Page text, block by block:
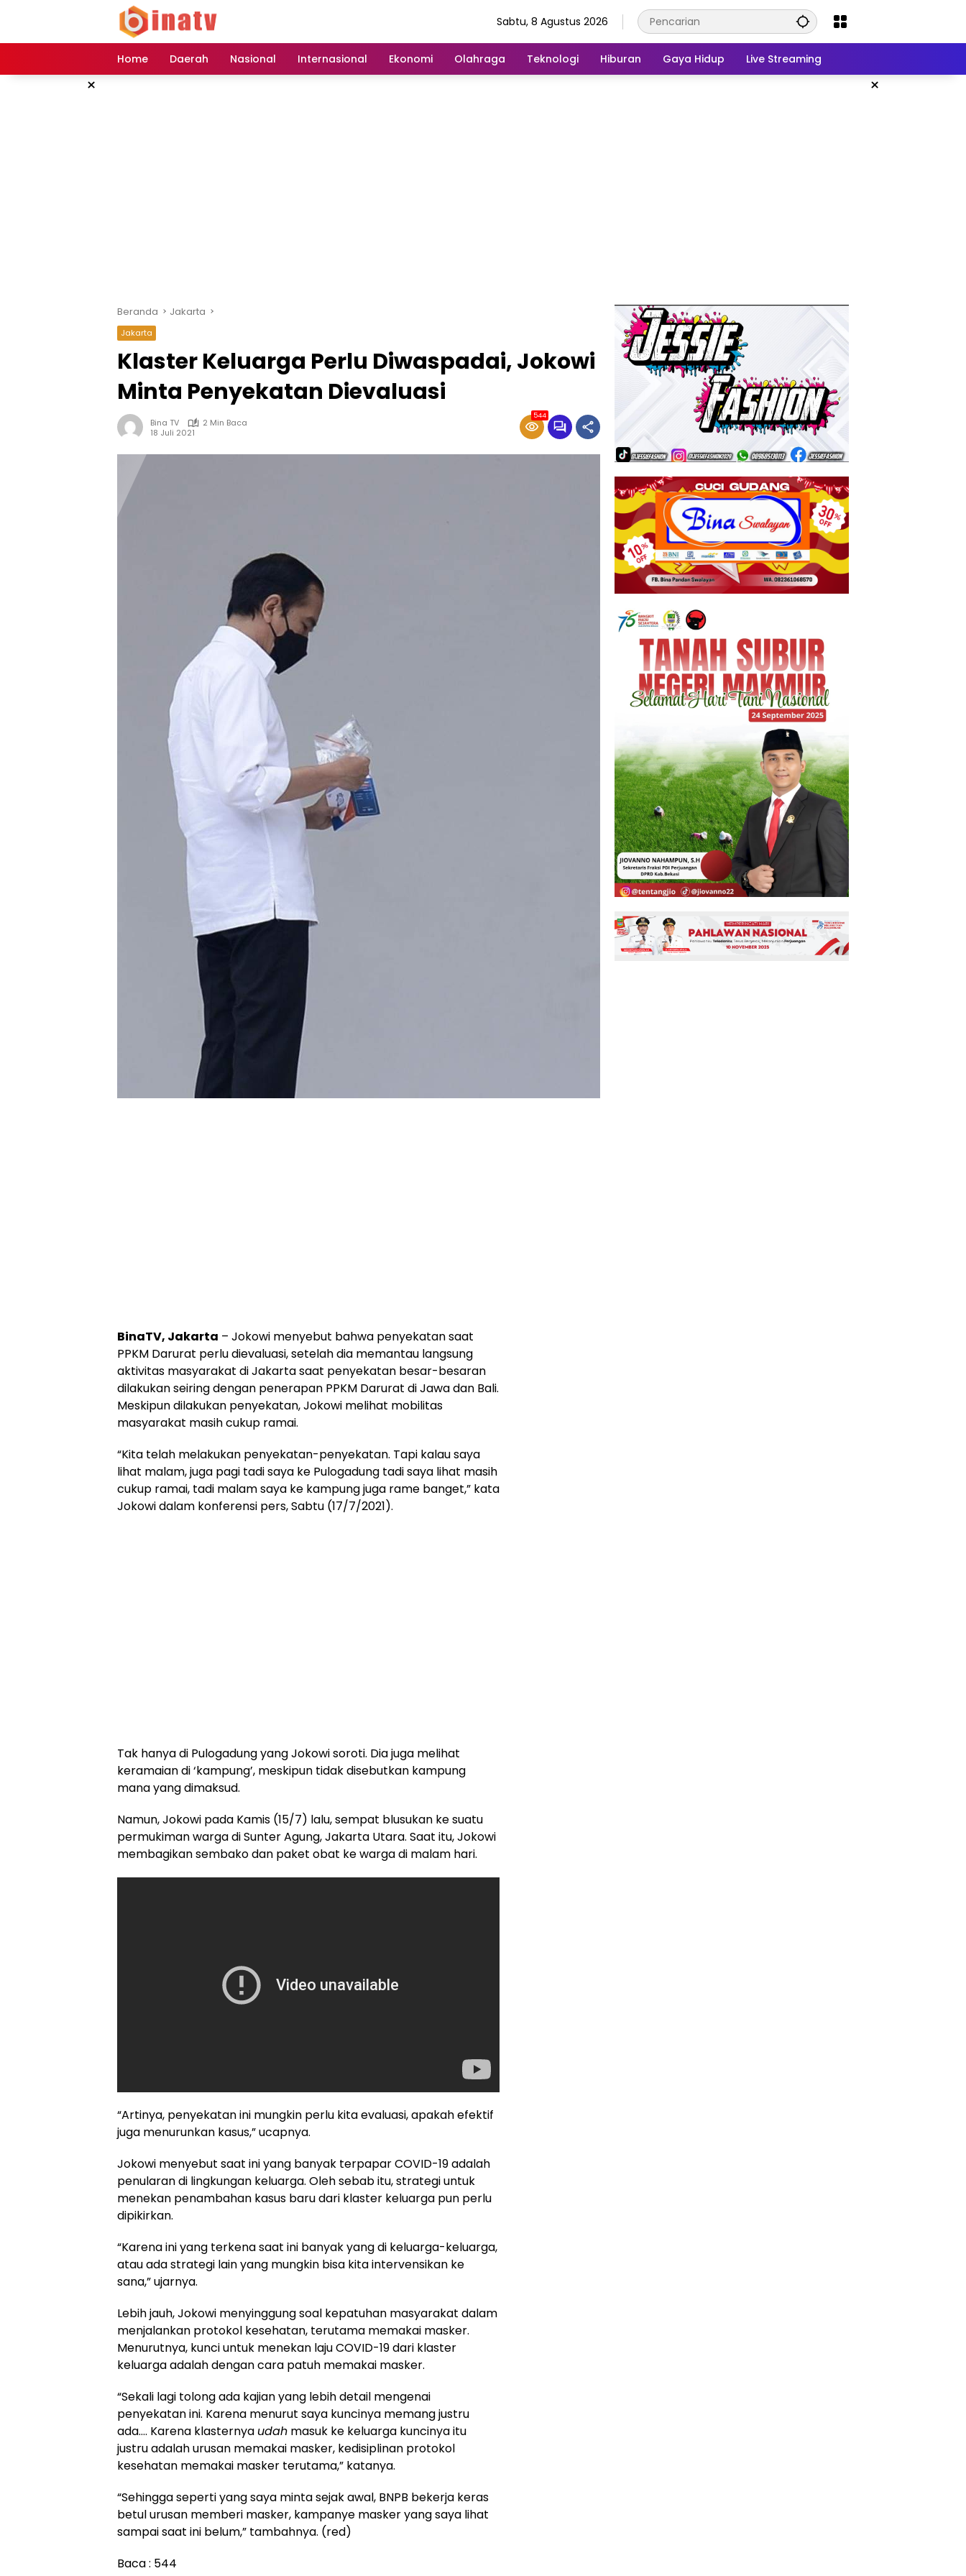
Sabtu, 8 Agustus 2026
Home Daerah Nasional Internasional Ekonomi Olahraga Teknologi Hiburan Gaya Hidup Live Streaming
× ×
Beranda Jakarta
Jakarta
Klaster Keluarga Perlu Diwaspadai, Jokowi
Minta Penyekatan Dievaluasi
Bina TV
2 Min Baca
18 Juli 2021
544
BinaTV, Jakarta – Jokowi menyebut bahwa penyekatan saat
PPKM Darurat perlu dievaluasi, setelah dia memantau langsung
aktivitas masyarakat di Jakarta saat penyekatan besar-besaran
dilakukan seiring dengan penerapan PPKM Darurat di Jawa dan Bali.
Meskipun dilakukan penyekatan, Jokowi melihat mobilitas
masyarakat masih cukup ramai.
“Kita telah melakukan penyekatan-penyekatan. Tapi kalau saya
lihat malam, juga pagi tadi saya ke Pulogadung tadi saya lihat masih
cukup ramai, tadi malam saya ke kampung juga rame banget,” kata
Jokowi dalam konferensi pers, Sabtu (17/7/2021).
Tak hanya di Pulogadung yang Jokowi soroti. Dia juga melihat
keramaian di ‘kampung’, meskipun tidak disebutkan kampung
mana yang dimaksud.
Namun, Jokowi pada Kamis (15/7) lalu, sempat blusukan ke suatu
permukiman warga di Sunter Agung, Jakarta Utara. Saat itu, Jokowi
membagikan sembako dan paket obat ke warga di malam hari.
“Artinya, penyekatan ini mungkin perlu kita evaluasi, apakah efektif
juga menurunkan kasus,” ucapnya.
Jokowi menyebut saat ini yang banyak terpapar COVID-19 adalah
penularan di lingkungan keluarga. Oleh sebab itu, strategi untuk
menekan penambahan kasus baru dari klaster keluarga pun perlu
dipikirkan.
“Karena ini yang terkena saat ini banyak yang di keluarga-keluarga,
atau ada strategi lain yang mungkin bisa kita intervensikan ke
sana,” ujarnya.
Lebih jauh, Jokowi menyinggung soal kepatuhan masyarakat dalam
menjalankan protokol kesehatan, terutama memakai masker.
Menurutnya, kunci untuk menekan laju COVID-19 dari klaster
keluarga adalah dengan cara patuh memakai masker.
“Sekali lagi tolong ada kajian yang lebih detail mengenai
penyekatan ini. Karena menurut saya kuncinya memang justru
ada…. Karena klasternya udah masuk ke keluarga kuncinya itu
justru adalah urusan memakai masker, kedisiplinan protokol
kesehatan memakai masker terutama,” katanya.
“Sehingga seperti yang saya minta sejak awal, BNPB bekerja keras
betul urusan memberi masker, kampanye masker yang saya lihat
sampai saat ini belum,” tambahnya. (red)
Baca : 544